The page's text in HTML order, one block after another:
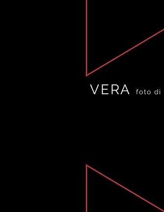
VERA foto di